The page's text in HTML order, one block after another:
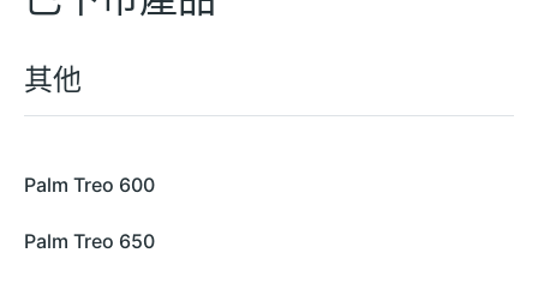
其他
Palm Treo 600
Palm Treo 650